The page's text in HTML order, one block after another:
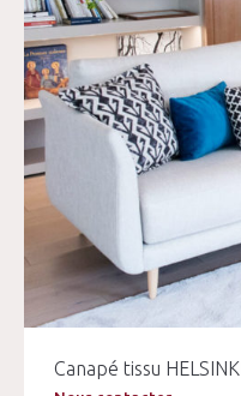
Canapé tissu